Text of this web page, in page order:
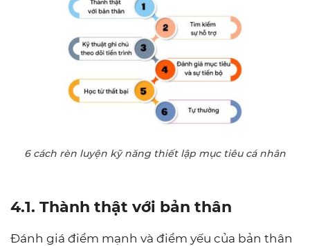
6 cách rèn luyện kỹ năng thiết lập mục tiêu cá nhân
4.1. Thành thật với bản thân
Đánh giá điểm mạnh và điểm yếu của bản thân